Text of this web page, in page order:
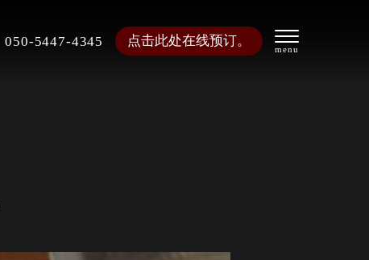
050-5447-4345 点击此处在线预订。